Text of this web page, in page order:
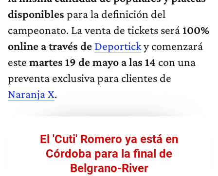
disponibles para la definición del
campeonato. La venta de tickets será100%
online a través de Deporticky comenzará
este martes 19 de mayo a las 14 con una
preventa exclusiva para clientes de
Naranja X.
El 'Cuti' Romero ya está en
Córdoba para la final de
Belgrano-River